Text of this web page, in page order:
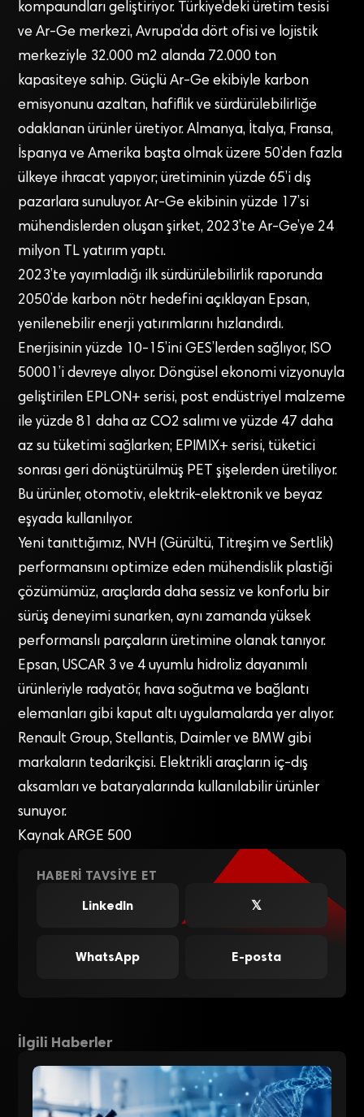
kompaundları geliştiriyor. Türkiye’deki üretim tesisi
ve Ar-Ge merkezi, Avrupa’da dört ofisi ve lojistik
merkeziyle 32.000 m2 alanda 72.000 ton
kapasiteye sahip. Güçlü Ar-Ge ekibiyle karbon
emisyonunu azaltan, hafiflik ve sürdürülebilirliğe
odaklanan ürünler üretiyor. Almanya, İtalya, Fransa,
İspanya ve Amerika başta olmak üzere 50’den fazla
ülkeye ihracat yapıyor; üretiminin yüzde 65’i dış
pazarlara sunuluyor. Ar-Ge ekibinin yüzde 17’si
mühendislerden oluşan şirket, 2023’te Ar-Ge’ye 24
milyon TL yatırım yaptı.
2023’te yayımladığı ilk sürdürülebilirlik raporunda
2050’de karbon nötr hedefini açıklayan Epsan,
yenilenebilir enerji yatırımlarını hızlandırdı.
Enerjisinin yüzde 10-15’ini GES’lerden sağlıyor, ISO
50001’i devreye alıyor. Döngüsel ekonomi vizyonuyla
geliştirilen EPLON+ serisi, post endüstriyel malzeme
ile yüzde 81 daha az CO2​ salımı ve yüzde 47 daha
az su tüketimi sağlarken; EPIMIX+ serisi, tüketici
sonrası geri dönüştürülmüş PET şişelerden üretiliyor.
Bu ürünler, otomotiv, elektrik-elektronik ve beyaz
eşyada kullanılıyor.
Yeni tanıttığımız, NVH (Gürültü, Titreşim ve Sertlik)
performansını optimize eden mühendislik plastiği
çözümümüz, araçlarda daha sessiz ve konforlu bir
sürüş deneyimi sunarken, aynı zamanda yüksek
performanslı parçaların üretimine olanak tanıyor.
Epsan, USCAR 3 ve 4 uyumlu hidroliz dayanımlı
ürünleriyle radyatör, hava soğutma ve bağlantı
elemanları gibi kaput altı uygulamalarda yer alıyor.
Renault Group, Stellantis, Daimler ve BMW gibi
markaların tedarikçisi. Elektrikli araçların iç-dış
aksamları ve bataryalarında kullanılabilir ürünler
sunuyor.
Kaynak ARGE 500
HABERI TAVSIYE ET
LinkedIn
𝕏
WhatsApp E-posta
İlgili Haberler